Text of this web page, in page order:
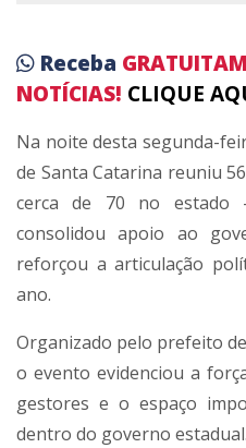
Receba
NOTÍCIAS! CLIQUE
Na noite desta segunda-
de Santa Catarina reuniu
cerca de 70 no
consolidou apoio ao
reforçou a articulação
ano.
Organizado pelo prefeito
o evento evidenciou a
gestores e o espaço
dentro do governo estadual.